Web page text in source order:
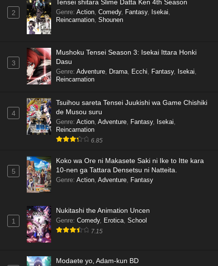
2
Tensei shitara Slime Datta Ken 4th Season
Genre: Action Comedy, Fantasy, Isekai
Reincarnation Shounen
3
Mushoku Tensei Season 3: Isekai Ittara Honki
Dasu
Genre: Adventure Drama Ecchi Fantasy, Isekai
Reincarnation
4
Tsuihou sareta Tensei Juukishi wa Game Chishiki
de Musou suru
Genre: Action Adventure Fantasy, Isekai
Reincarnation
6.85
5
Koko wa Ore ni Makasete Saki ni Ike to Itte kara
10-nen ga Tattara Densetsu ni Natteita.
Genre: Action Adventure Fantasy
1
Nukitashi the Animation Uncen
Genre: Comedy, Erotica School
7.15
Modaete yo, Adam-kun BD